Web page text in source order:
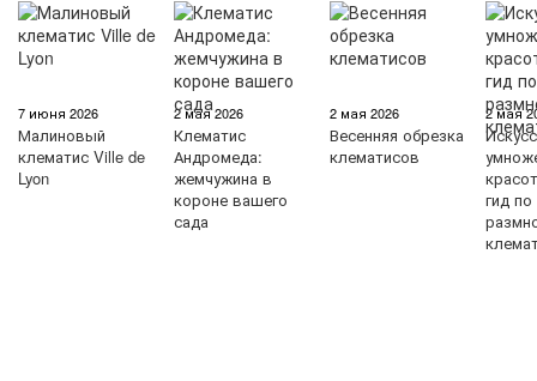
7 июня 2026
Малиновый
клематис Ville de
Lyon
2 мая 2026
Клематис
Андромеда:
жемчужина в
короне вашего
сада
2 мая 2026
Весенняя обрезка
клематисов
2 мая
гид по